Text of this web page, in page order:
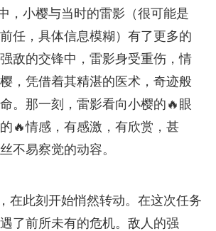
，小樱与当时的雷影（很可能是
任，具体信息模糊）有了更多的
敌的交锋中，雷影身受重伤，情
，凭借着其精湛的医术，奇迹般
。那一刻，雷影看向小樱的🔥眼
🔥情感，有感激，有欣赏，甚
不易察觉的动容。
在此刻开始悄然转动。在这次任务
了前所未有的危机。敌人的强